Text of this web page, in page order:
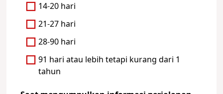
14-20 hari
21-27 hari
28-90 hari
91 hari atau lebih tetapi kurang dari 1
tahun